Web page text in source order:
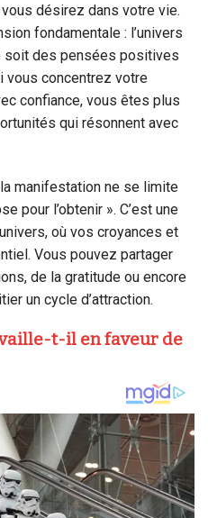
désirez dans votre vie.
fondamentale : l’univers
soit des pensées positives
vous concentrez votre
confiance, vous êtes plus
qui résonnent avec
manifestation ne se limite
pour l’obtenir ». C’est une
où vos croyances et
Vous pouvez partager
de la gratitude ou encore
un cycle d’attraction.
t-il en faveur de